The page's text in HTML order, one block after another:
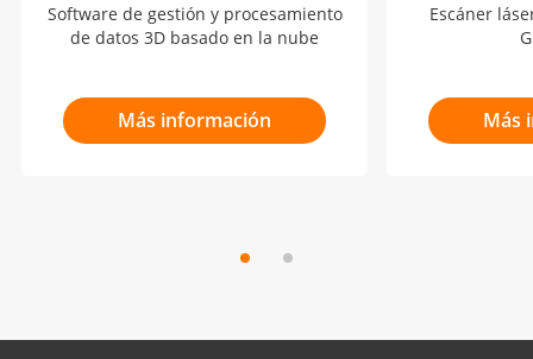
Software de gestión y procesamiento
de datos 3D basado en la nube
Más información
Escáner
Más